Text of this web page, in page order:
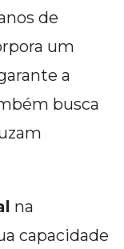
de
um
a
busca
na
capacidade